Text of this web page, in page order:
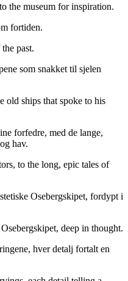
the museum for inspiration.
fortiden.
past.
som snakket til sjelen
old ships that spoke to his
forfedre, med de lange,
hav.
to the long, epic tales of
Osebergskipet, fordypt i
deep in thought.
hver detalj fortalt en